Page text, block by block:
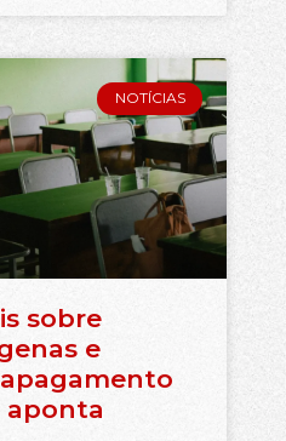
NOTÍCIAS
sobre
e
aponta